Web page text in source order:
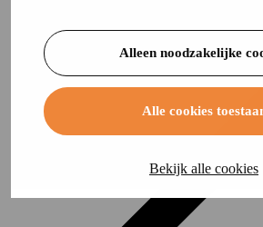
Alleen noodzakelijke
Alle cookies
Bekijk alle cookies